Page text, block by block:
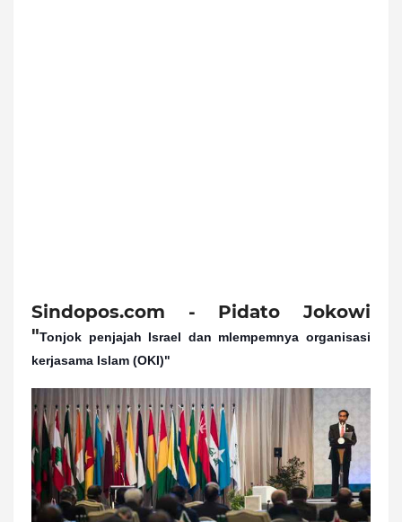
Sindopos.com - Pidato Jokowi
"Tonjok penjajah Israel dan mlempemnya organisasi
kerjasama Islam (OKI)"